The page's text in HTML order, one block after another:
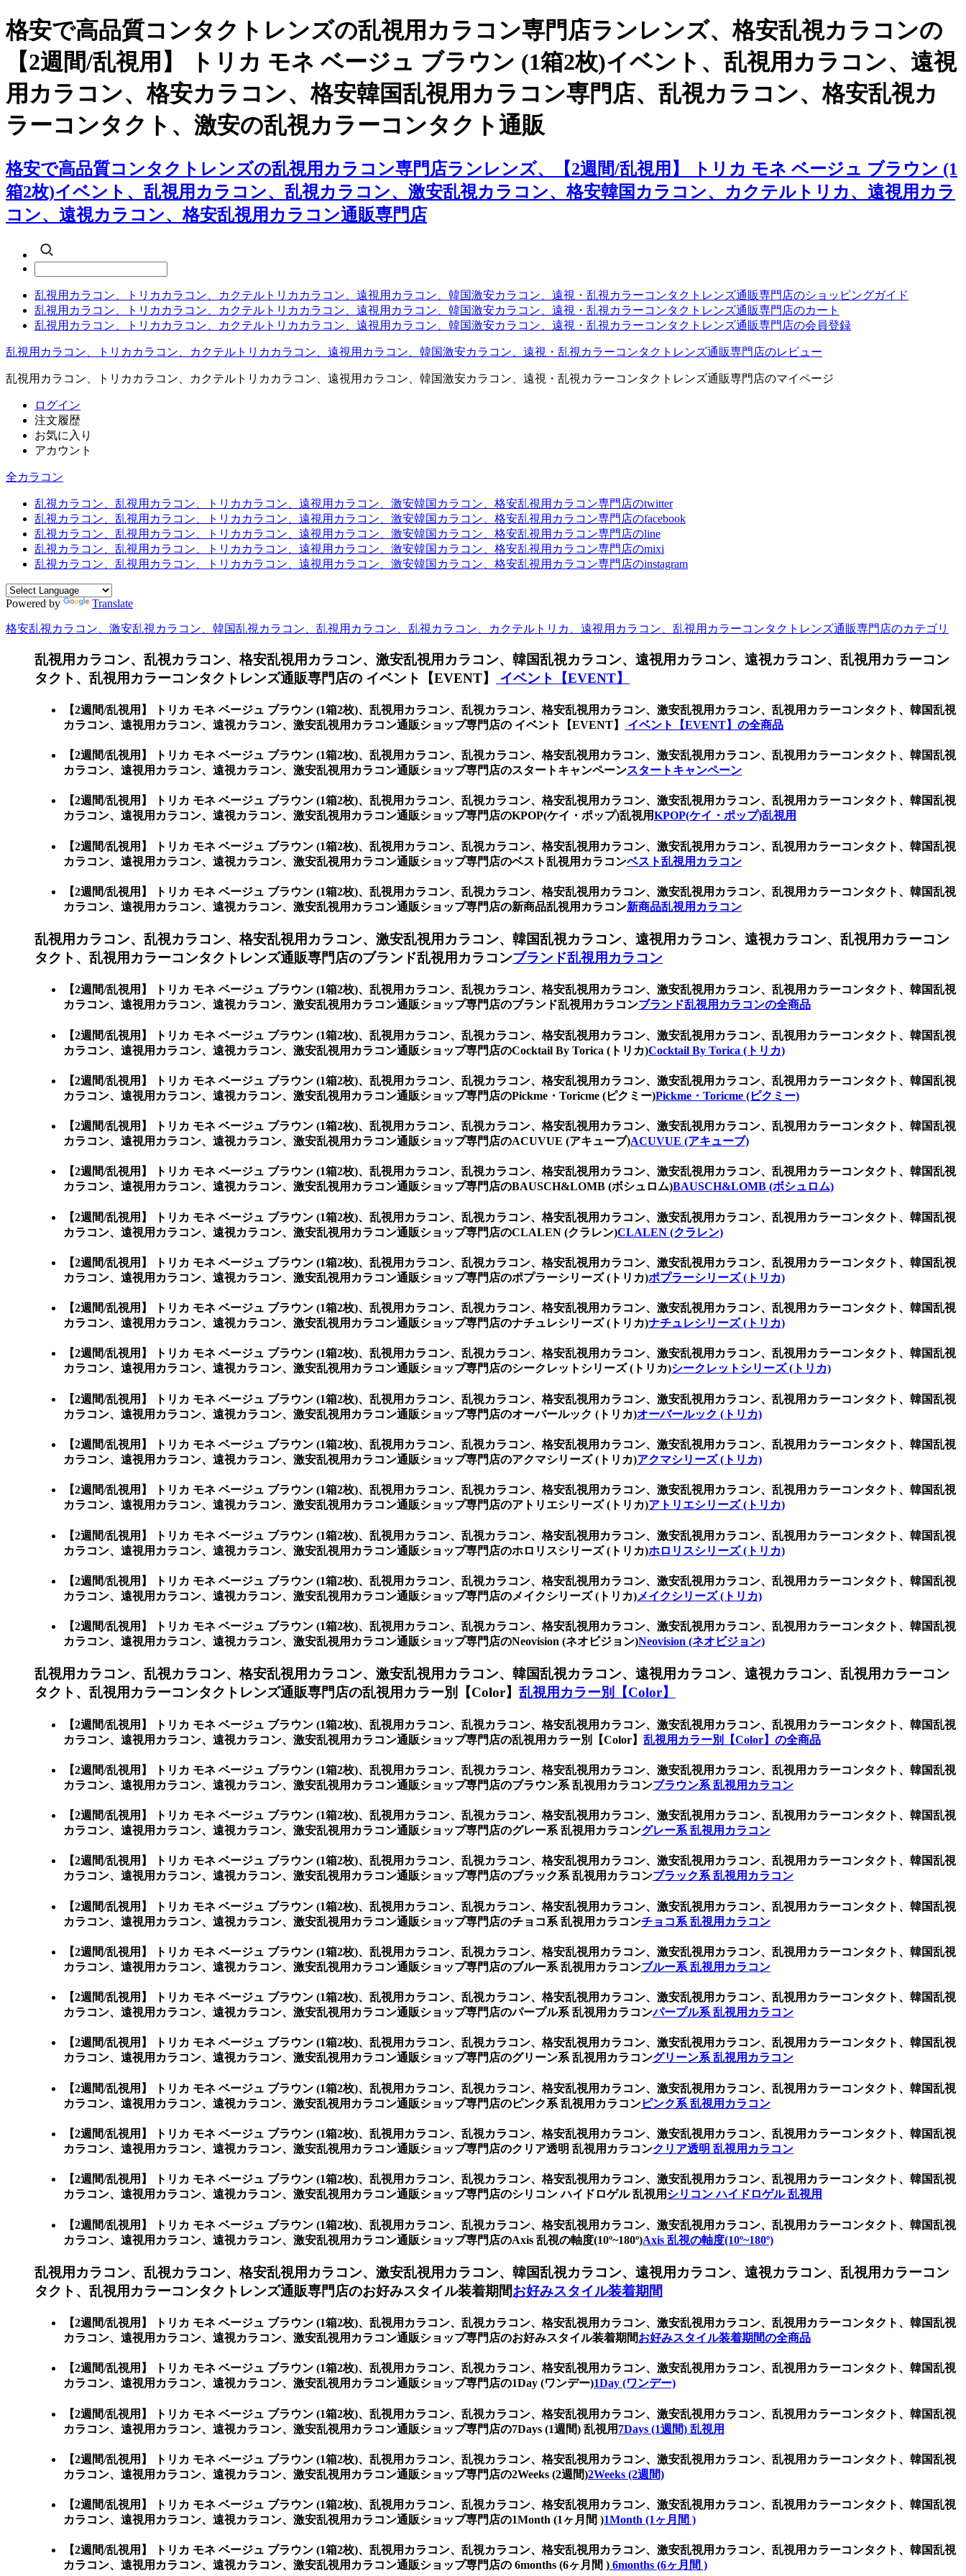
格安で高品質コンタクトレンズの乱視用カラコン専門店ランレンズ、格安乱視カラコンの
【2週間/乱視用】 トリカ モネ ベージュ ブラウン (1箱2枚)イベント、乱視用カラコン、遠視
用カラコン、格安カラコン、格安韓国乱視用カラコン専門店、乱視カラコン、格安乱視カ
ラーコンタクト、激安の乱視カラーコンタクト通販
格安で高品質コンタクトレンズの乱視用カラコン専門店ランレンズ、【2週間/乱視用】 トリカ モネ ベージュ ブラウン (1
箱2枚)イベント、乱視用カラコン、乱視カラコン、激安乱視カラコン、格安韓国カラコン、カクテルトリカ、遠視用カラ
コン、遠視カラコン、格安乱視用カラコン通販専門店
乱視用カラコン、トリカカラコン、カクテルトリカカラコン、遠視用カラコン、韓国激安カラコン、遠視・乱視カラーコンタクトレンズ通販専門店のショッピングガイド
乱視用カラコン、トリカカラコン、カクテルトリカカラコン、遠視用カラコン、韓国激安カラコン、遠視・乱視カラーコンタクトレンズ通販専門店のカート
乱視用カラコン、トリカカラコン、カクテルトリカカラコン、遠視用カラコン、韓国激安カラコン、遠視・乱視カラーコンタクトレンズ通販専門店の会員登録
乱視用カラコン、トリカカラコン、カクテルトリカカラコン、遠視用カラコン、韓国激安カラコン、遠視・乱視カラーコンタクトレンズ通販専門店のレビュー
乱視用カラコン、トリカカラコン、カクテルトリカカラコン、遠視用カラコン、韓国激安カラコン、遠視・乱視カラーコンタクトレンズ通販専門店のマイページ
ログイン
注文履歴
お気に入り
アカウント
全カラコン
乱視カラコン、乱視用カラコン、トリカカラコン、遠視用カラコン、激安韓国カラコン、格安乱視用カラコン専門店のtwitter
乱視カラコン、乱視用カラコン、トリカカラコン、遠視用カラコン、激安韓国カラコン、格安乱視用カラコン専門店のfacebook
乱視カラコン、乱視用カラコン、トリカカラコン、遠視用カラコン、激安韓国カラコン、格安乱視用カラコン専門店のline
乱視カラコン、乱視用カラコン、トリカカラコン、遠視用カラコン、激安韓国カラコン、格安乱視用カラコン専門店のmixi
乱視カラコン、乱視用カラコン、トリカカラコン、遠視用カラコン、激安韓国カラコン、格安乱視用カラコン専門店のinstagram
Powered by Translate
格安乱視カラコン、激安乱視カラコン、韓国乱視カラコン、乱視用カラコン、乱視カラコン、カクテルトリカ、遠視用カラコン、乱視用カラーコンタクトレンズ通販専門店のカテゴリ
乱視用カラコン、乱視カラコン、格安乱視用カラコン、激安乱視用カラコン、韓国乱視カラコン、遠視用カラコン、遠視カラコン、乱視用カラーコン
タクト、乱視用カラーコンタクトレンズ通販専門店の イベント【EVENT】
イベント【EVENT】
【2週間/乱視用】 トリカ モネ ベージュ ブラウン (1箱2枚)、乱視用カラコン、乱視カラコン、格安乱視用カラコン、激安乱視用カラコン、乱視用カラーコンタクト、韓国乱視
カラコン、遠視用カラコン、遠視カラコン、激安乱視用カラコン通販ショップ専門店の イベント【EVENT】
イベント【EVENT】の全商品
【2週間/乱視用】 トリカ モネ ベージュ ブラウン (1箱2枚)、乱視用カラコン、乱視カラコン、格安乱視用カラコン、激安乱視用カラコン、乱視用カラーコンタクト、韓国乱視
カラコン、遠視用カラコン、遠視カラコン、激安乱視用カラコン通販ショップ専門店のスタートキャンペーンスタートキャンペーン
【2週間/乱視用】 トリカ モネ ベージュ ブラウン (1箱2枚)、乱視用カラコン、乱視カラコン、格安乱視用カラコン、激安乱視用カラコン、乱視用カラーコンタクト、韓国乱視
カラコン、遠視用カラコン、遠視カラコン、激安乱視用カラコン通販ショップ専門店のKPOP(ケイ・ポップ)乱視用KPOP(ケイ・ポップ)乱視用
【2週間/乱視用】 トリカ モネ ベージュ ブラウン (1箱2枚)、乱視用カラコン、乱視カラコン、格安乱視用カラコン、激安乱視用カラコン、乱視用カラーコンタクト、韓国乱視
カラコン、遠視用カラコン、遠視カラコン、激安乱視用カラコン通販ショップ専門店のベスト乱視用カラコンベスト乱視用カラコン
【2週間/乱視用】 トリカ モネ ベージュ ブラウン (1箱2枚)、乱視用カラコン、乱視カラコン、格安乱視用カラコン、激安乱視用カラコン、乱視用カラーコンタクト、韓国乱視
カラコン、遠視用カラコン、遠視カラコン、激安乱視用カラコン通販ショップ専門店の新商品乱視用カラコン新商品乱視用カラコン
乱視用カラコン、乱視カラコン、格安乱視用カラコン、激安乱視用カラコン、韓国乱視カラコン、遠視用カラコン、遠視カラコン、乱視用カラーコン
タクト、乱視用カラーコンタクトレンズ通販専門店のブランド乱視用カラコンブランド乱視用カラコン
【2週間/乱視用】 トリカ モネ ベージュ ブラウン (1箱2枚)、乱視用カラコン、乱視カラコン、格安乱視用カラコン、激安乱視用カラコン、乱視用カラーコンタクト、韓国乱視
カラコン、遠視用カラコン、遠視カラコン、激安乱視用カラコン通販ショップ専門店のブランド乱視用カラコンブランド乱視用カラコンの全商品
【2週間/乱視用】 トリカ モネ ベージュ ブラウン (1箱2枚)、乱視用カラコン、乱視カラコン、格安乱視用カラコン、激安乱視用カラコン、乱視用カラーコンタクト、韓国乱視
カラコン、遠視用カラコン、遠視カラコン、激安乱視用カラコン通販ショップ専門店のCocktail By Torica (トリカ)Cocktail By Torica (トリカ)
【2週間/乱視用】 トリカ モネ ベージュ ブラウン (1箱2枚)、乱視用カラコン、乱視カラコン、格安乱視用カラコン、激安乱視用カラコン、乱視用カラーコンタクト、韓国乱視
カラコン、遠視用カラコン、遠視カラコン、激安乱視用カラコン通販ショップ専門店のPickme・Toricme (ピクミー)Pickme・Toricme (ピクミー)
【2週間/乱視用】 トリカ モネ ベージュ ブラウン (1箱2枚)、乱視用カラコン、乱視カラコン、格安乱視用カラコン、激安乱視用カラコン、乱視用カラーコンタクト、韓国乱視
カラコン、遠視用カラコン、遠視カラコン、激安乱視用カラコン通販ショップ専門店のACUVUE (アキューブ)ACUVUE (アキューブ)
【2週間/乱視用】 トリカ モネ ベージュ ブラウン (1箱2枚)、乱視用カラコン、乱視カラコン、格安乱視用カラコン、激安乱視用カラコン、乱視用カラーコンタクト、韓国乱視
カラコン、遠視用カラコン、遠視カラコン、激安乱視用カラコン通販ショップ専門店のBAUSCH&LOMB (ボシュロム)BAUSCH&LOMB (ボシュロム)
【2週間/乱視用】 トリカ モネ ベージュ ブラウン (1箱2枚)、乱視用カラコン、乱視カラコン、格安乱視用カラコン、激安乱視用カラコン、乱視用カラーコンタクト、韓国乱視
カラコン、遠視用カラコン、遠視カラコン、激安乱視用カラコン通販ショップ専門店のCLALEN (クラレン)CLALEN (クラレン)
【2週間/乱視用】 トリカ モネ ベージュ ブラウン (1箱2枚)、乱視用カラコン、乱視カラコン、格安乱視用カラコン、激安乱視用カラコン、乱視用カラーコンタクト、韓国乱視
カラコン、遠視用カラコン、遠視カラコン、激安乱視用カラコン通販ショップ専門店のポプラーシリーズ (トリカ)ポプラーシリーズ (トリカ)
【2週間/乱視用】 トリカ モネ ベージュ ブラウン (1箱2枚)、乱視用カラコン、乱視カラコン、格安乱視用カラコン、激安乱視用カラコン、乱視用カラーコンタクト、韓国乱視
カラコン、遠視用カラコン、遠視カラコン、激安乱視用カラコン通販ショップ専門店のナチュレシリーズ (トリカ)ナチュレシリーズ (トリカ)
【2週間/乱視用】 トリカ モネ ベージュ ブラウン (1箱2枚)、乱視用カラコン、乱視カラコン、格安乱視用カラコン、激安乱視用カラコン、乱視用カラーコンタクト、韓国乱視
カラコン、遠視用カラコン、遠視カラコン、激安乱視用カラコン通販ショップ専門店のシークレットシリーズ (トリカ)シークレットシリーズ (トリカ)
【2週間/乱視用】 トリカ モネ ベージュ ブラウン (1箱2枚)、乱視用カラコン、乱視カラコン、格安乱視用カラコン、激安乱視用カラコン、乱視用カラーコンタクト、韓国乱視
カラコン、遠視用カラコン、遠視カラコン、激安乱視用カラコン通販ショップ専門店のオーバールック (トリカ)オーバールック (トリカ)
【2週間/乱視用】 トリカ モネ ベージュ ブラウン (1箱2枚)、乱視用カラコン、乱視カラコン、格安乱視用カラコン、激安乱視用カラコン、乱視用カラーコンタクト、韓国乱視
カラコン、遠視用カラコン、遠視カラコン、激安乱視用カラコン通販ショップ専門店のアクマシリーズ (トリカ)アクマシリーズ (トリカ)
【2週間/乱視用】 トリカ モネ ベージュ ブラウン (1箱2枚)、乱視用カラコン、乱視カラコン、格安乱視用カラコン、激安乱視用カラコン、乱視用カラーコンタクト、韓国乱視
カラコン、遠視用カラコン、遠視カラコン、激安乱視用カラコン通販ショップ専門店のアトリエシリーズ (トリカ)アトリエシリーズ (トリカ)
【2週間/乱視用】 トリカ モネ ベージュ ブラウン (1箱2枚)、乱視用カラコン、乱視カラコン、格安乱視用カラコン、激安乱視用カラコン、乱視用カラーコンタクト、韓国乱視
カラコン、遠視用カラコン、遠視カラコン、激安乱視用カラコン通販ショップ専門店のホロリスシリーズ (トリカ)ホロリスシリーズ (トリカ)
【2週間/乱視用】 トリカ モネ ベージュ ブラウン (1箱2枚)、乱視用カラコン、乱視カラコン、格安乱視用カラコン、激安乱視用カラコン、乱視用カラーコンタクト、韓国乱視
カラコン、遠視用カラコン、遠視カラコン、激安乱視用カラコン通販ショップ専門店のメイクシリーズ (トリカ)メイクシリーズ (トリカ)
【2週間/乱視用】 トリカ モネ ベージュ ブラウン (1箱2枚)、乱視用カラコン、乱視カラコン、格安乱視用カラコン、激安乱視用カラコン、乱視用カラーコンタクト、韓国乱視
カラコン、遠視用カラコン、遠視カラコン、激安乱視用カラコン通販ショップ専門店のNeovision (ネオビジョン)Neovision (ネオビジョン)
乱視用カラコン、乱視カラコン、格安乱視用カラコン、激安乱視用カラコン、韓国乱視カラコン、遠視用カラコン、遠視カラコン、乱視用カラーコン
タクト、乱視用カラーコンタクトレンズ通販専門店の乱視用カラー別【Color】 乱視用カラー別【Color】
【2週間/乱視用】 トリカ モネ ベージュ ブラウン (1箱2枚)、乱視用カラコン、乱視カラコン、格安乱視用カラコン、激安乱視用カラコン、乱視用カラーコンタクト、韓国乱視
カラコン、遠視用カラコン、遠視カラコン、激安乱視用カラコン通販ショップ専門店の乱視用カラー別【Color】 乱視用カラー別【Color】の全商品
【2週間/乱視用】 トリカ モネ ベージュ ブラウン (1箱2枚)、乱視用カラコン、乱視カラコン、格安乱視用カラコン、激安乱視用カラコン、乱視用カラーコンタクト、韓国乱視
カラコン、遠視用カラコン、遠視カラコン、激安乱視用カラコン通販ショップ専門店のブラウン系 乱視用カラコンブラウン系 乱視用カラコン
【2週間/乱視用】 トリカ モネ ベージュ ブラウン (1箱2枚)、乱視用カラコン、乱視カラコン、格安乱視用カラコン、激安乱視用カラコン、乱視用カラーコンタクト、韓国乱視
カラコン、遠視用カラコン、遠視カラコン、激安乱視用カラコン通販ショップ専門店のグレー系 乱視用カラコングレー系 乱視用カラコン
【2週間/乱視用】 トリカ モネ ベージュ ブラウン (1箱2枚)、乱視用カラコン、乱視カラコン、格安乱視用カラコン、激安乱視用カラコン、乱視用カラーコンタクト、韓国乱視
カラコン、遠視用カラコン、遠視カラコン、激安乱視用カラコン通販ショップ専門店のブラック系 乱視用カラコンブラック系 乱視用カラコン
【2週間/乱視用】 トリカ モネ ベージュ ブラウン (1箱2枚)、乱視用カラコン、乱視カラコン、格安乱視用カラコン、激安乱視用カラコン、乱視用カラーコンタクト、韓国乱視
カラコン、遠視用カラコン、遠視カラコン、激安乱視用カラコン通販ショップ専門店のチョコ系 乱視用カラコンチョコ系 乱視用カラコン
【2週間/乱視用】 トリカ モネ ベージュ ブラウン (1箱2枚)、乱視用カラコン、乱視カラコン、格安乱視用カラコン、激安乱視用カラコン、乱視用カラーコンタクト、韓国乱視
カラコン、遠視用カラコン、遠視カラコン、激安乱視用カラコン通販ショップ専門店のブルー系 乱視用カラコンブルー系 乱視用カラコン
【2週間/乱視用】 トリカ モネ ベージュ ブラウン (1箱2枚)、乱視用カラコン、乱視カラコン、格安乱視用カラコン、激安乱視用カラコン、乱視用カラーコンタクト、韓国乱視
カラコン、遠視用カラコン、遠視カラコン、激安乱視用カラコン通販ショップ専門店のパープル系 乱視用カラコンパープル系 乱視用カラコン
【2週間/乱視用】 トリカ モネ ベージュ ブラウン (1箱2枚)、乱視用カラコン、乱視カラコン、格安乱視用カラコン、激安乱視用カラコン、乱視用カラーコンタクト、韓国乱視
カラコン、遠視用カラコン、遠視カラコン、激安乱視用カラコン通販ショップ専門店のグリーン系 乱視用カラコングリーン系 乱視用カラコン
【2週間/乱視用】 トリカ モネ ベージュ ブラウン (1箱2枚)、乱視用カラコン、乱視カラコン、格安乱視用カラコン、激安乱視用カラコン、乱視用カラーコンタクト、韓国乱視
カラコン、遠視用カラコン、遠視カラコン、激安乱視用カラコン通販ショップ専門店のピンク系 乱視用カラコンピンク系 乱視用カラコン
【2週間/乱視用】 トリカ モネ ベージュ ブラウン (1箱2枚)、乱視用カラコン、乱視カラコン、格安乱視用カラコン、激安乱視用カラコン、乱視用カラーコンタクト、韓国乱視
カラコン、遠視用カラコン、遠視カラコン、激安乱視用カラコン通販ショップ専門店のクリア透明 乱視用カラコンクリア透明 乱視用カラコン
【2週間/乱視用】 トリカ モネ ベージュ ブラウン (1箱2枚)、乱視用カラコン、乱視カラコン、格安乱視用カラコン、激安乱視用カラコン、乱視用カラーコンタクト、韓国乱視
カラコン、遠視用カラコン、遠視カラコン、激安乱視用カラコン通販ショップ専門店のシリコン ハイドロゲル 乱視用 シリコン ハイドロゲル 乱視用
【2週間/乱視用】 トリカ モネ ベージュ ブラウン (1箱2枚)、乱視用カラコン、乱視カラコン、格安乱視用カラコン、激安乱視用カラコン、乱視用カラーコンタクト、韓国乱視
カラコン、遠視用カラコン、遠視カラコン、激安乱視用カラコン通販ショップ専門店のAxis 乱視の軸度(10º~180º)Axis 乱視の軸度(10º~180º)
乱視用カラコン、乱視カラコン、格安乱視用カラコン、激安乱視用カラコン、韓国乱視カラコン、遠視用カラコン、遠視カラコン、乱視用カラーコン
タクト、乱視用カラーコンタクトレンズ通販専門店のお好みスタイル装着期間お好みスタイル装着期間
【2週間/乱視用】 トリカ モネ ベージュ ブラウン (1箱2枚)、乱視用カラコン、乱視カラコン、格安乱視用カラコン、激安乱視用カラコン、乱視用カラーコンタクト、韓国乱視
カラコン、遠視用カラコン、遠視カラコン、激安乱視用カラコン通販ショップ専門店のお好みスタイル装着期間お好みスタイル装着期間の全商品
【2週間/乱視用】 トリカ モネ ベージュ ブラウン (1箱2枚)、乱視用カラコン、乱視カラコン、格安乱視用カラコン、激安乱視用カラコン、乱視用カラーコンタクト、韓国乱視
カラコン、遠視用カラコン、遠視カラコン、激安乱視用カラコン通販ショップ専門店の1Day (ワンデー)1Day (ワンデー)
【2週間/乱視用】 トリカ モネ ベージュ ブラウン (1箱2枚)、乱視用カラコン、乱視カラコン、格安乱視用カラコン、激安乱視用カラコン、乱視用カラーコンタクト、韓国乱視
カラコン、遠視用カラコン、遠視カラコン、激安乱視用カラコン通販ショップ専門店の7Days (1週間) 乱視用 7Days (1週間) 乱視用
【2週間/乱視用】 トリカ モネ ベージュ ブラウン (1箱2枚)、乱視用カラコン、乱視カラコン、格安乱視用カラコン、激安乱視用カラコン、乱視用カラーコンタクト、韓国乱視
カラコン、遠視用カラコン、遠視カラコン、激安乱視用カラコン通販ショップ専門店の2Weeks (2週間)2Weeks (2週間)
【2週間/乱視用】 トリカ モネ ベージュ ブラウン (1箱2枚)、乱視用カラコン、乱視カラコン、格安乱視用カラコン、激安乱視用カラコン、乱視用カラーコンタクト、韓国乱視
カラコン、遠視用カラコン、遠視カラコン、激安乱視用カラコン通販ショップ専門店の1Month (1ヶ月間 )1Month (1ヶ月間 )
【2週間/乱視用】 トリカ モネ ベージュ ブラウン (1箱2枚)、乱視用カラコン、乱視カラコン、格安乱視用カラコン、激安乱視用カラコン、乱視用カラーコンタクト、韓国乱視
カラコン、遠視用カラコン、遠視カラコン、激安乱視用カラコン通販ショップ専門店の 6months (6ヶ月間 ) 6months (6ヶ月間 )